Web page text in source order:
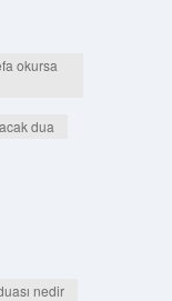
okursa
dua
nedir